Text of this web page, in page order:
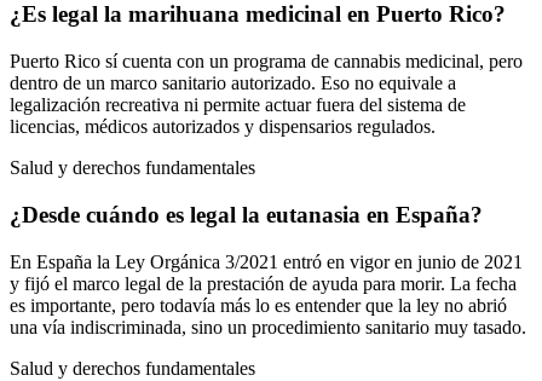
¿Es legal la marihuana medicinal en Puerto Rico?
Puerto Rico sí cuenta con un programa de cannabis medicinal, pero
dentro de un marco sanitario autorizado. Eso no equivale a
legalización recreativa ni permite actuar fuera del sistema de
licencias, médicos autorizados y dispensarios regulados.
Salud y derechos fundamentales
¿Desde cuándo es legal la eutanasia en España?
En España la Ley Orgánica 3/2021 entró en vigor en junio de 2021
y fijó el marco legal de la prestación de ayuda para morir. La fecha
es importante, pero todavía más lo es entender que la ley no abrió
una vía indiscriminada, sino un procedimiento sanitario muy tasado.
Salud y derechos fundamentales